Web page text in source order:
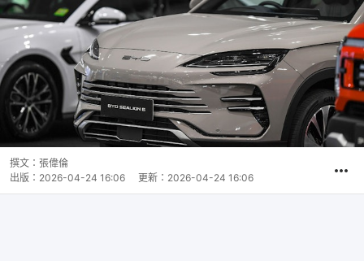
撰文： 張偉倫
出版： 2026-04-24 16:06 更新： 2026-04-24 16:06